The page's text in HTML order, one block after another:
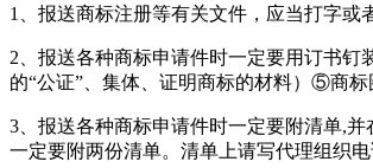
1、报送商标注册等有关文件，应当打字或
2、报送各种商标申请件时一定要用订书
的“公证”、集体、证明商标的材料）⑤商
3、报送各种商标申请件时一定要附清单,
一定要附两份清单。清单上请写代理组织电